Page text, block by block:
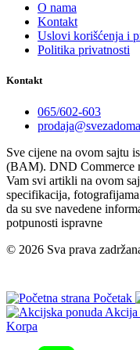
O nama
Kontakt
Uslovi korišćenja i
Politika privatnosti
Kontakt
065/602-603
Sve cijene na ovom sajtu
(BAM). DND Commerce
Vam svi artikli na ovom
specifikacija,
da su sve navedene
potpunosti ispravne
© 2026 Sva prava
Početak
Akcija
Korpa